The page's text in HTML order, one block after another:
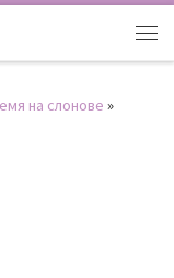
на слонове »